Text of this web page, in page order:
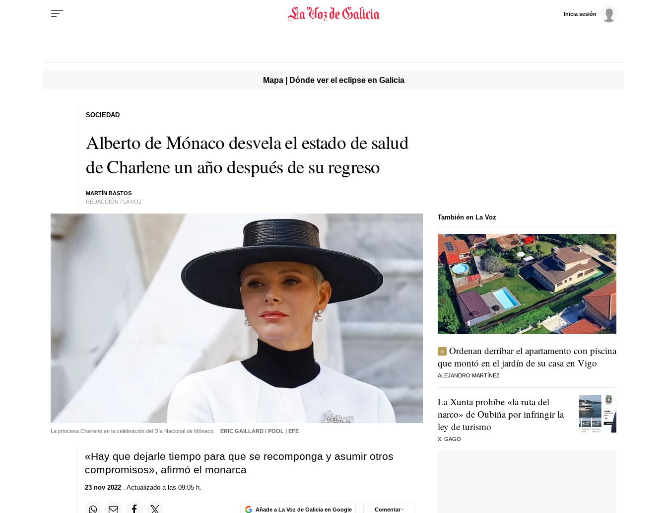
Inicia sesión
Mapa | Dónde ver el eclipse en Galicia
Alberto de Mónaco desvela el estado de salud
de Charlene un año después de su regreso
MARTÍN BASTOS
REDACCIÓN / LA VOZ
SOCIEDAD
La princesa Charlene en la celebración del Día Nacional de Mónaco. ERIC GAILLARD / POOL | EFE
«Hay que dejarle tiempo para que se recomponga y asumir otros
compromisos», afirmó el monarca
23 nov 2022. Actualizado a las 09:05 h.
Añade a La Voz de Galicia en Google Comentar ·
También en La Voz
Ordenan derribar el apartamento con piscina
que montó en el jardín de su casa en Vigo
ALEJANDRO MARTÍNEZ
La Xunta prohíbe «la ruta del
narco» de Oubiña por infringir la
ley de turismo
X. GAGO